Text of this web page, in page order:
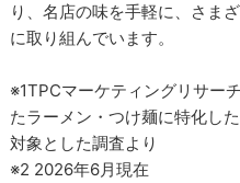
り、名店の味を手軽に、さま
に取り組んでいます。
※1TPCマーケティングリサー
たラーメン・つけ麺に特化し
対象とした調査より
※2 2026年6月現在